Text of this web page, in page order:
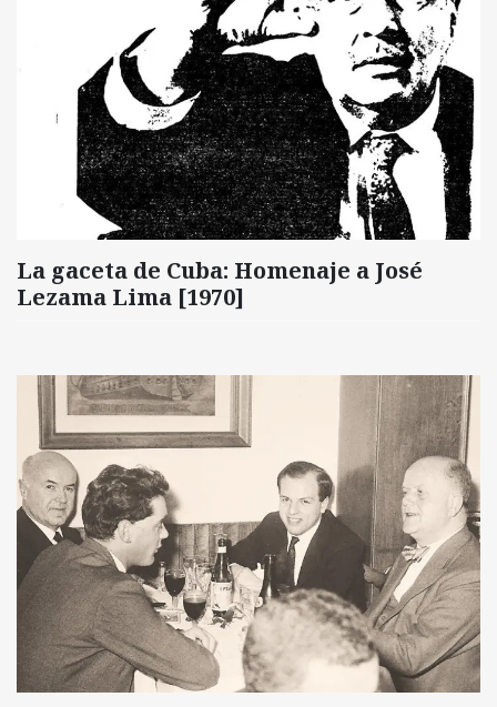
La gaceta de Cuba: Homenaje a José
Lezama Lima [1970]